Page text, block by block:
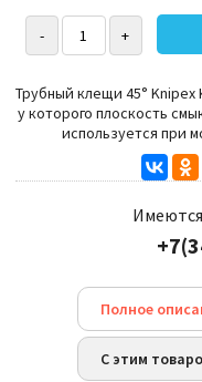
Трубный клещи 45° Knipex
у которого плоскость
используется при
Полное
С этим